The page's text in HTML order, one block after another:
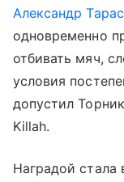
Александр
одновременно
отбивать мяч,
условия
допустил
Killah.
Наградой стала